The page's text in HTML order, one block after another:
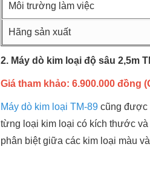
Môi trường làm việc
Hãng sản xuất
2. Máy dò kim loại độ sâu 2,5m
Giá tham khảo: 6.900.000 đồng
Máy dò kim loại TM-89 cũng được
từng loại kim loại có kích thước
phân biệt giữa các kim loại màu